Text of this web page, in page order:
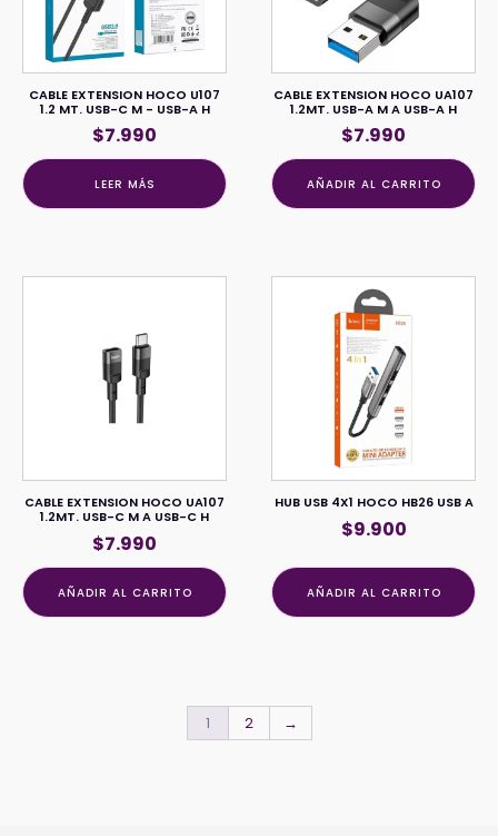
CABLE EXTENSION HOCO U107
1.2 MT. USB-C M - USB-A H
$7.990
LEER MÁS
CABLE EXTENSION HOCO UA107
1.2MT. USB-A M A USB-A H
$7.990
AÑADIR AL CARRITO
CABLE EXTENSION HOCO UA107
1.2MT. USB-C M A USB-C H
$7.990
AÑADIR AL CARRITO
HUB USB 4X1 HOCO HB26 USB A
$9.900
AÑADIR AL CARRITO
1 2 →